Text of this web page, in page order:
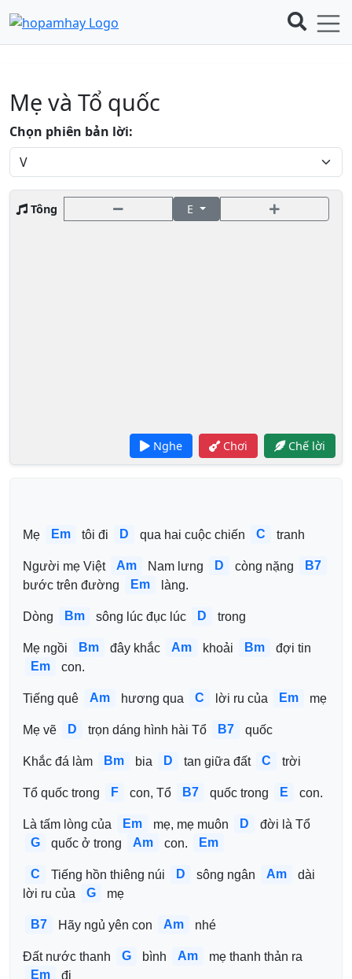
Mẹ và Tổ quốc
Chọn phiên bản lời:
Tông E
Nghe Chơi Chế lời
Mẹ Em tôi đi D qua hai cuộc chiến C tranh
Người mẹ Việt Am Nam lưng D còng nặng
B7
bước trên đường
Em làng.
Dòng Bm sông lúc đục lúc D trong
Mẹ ngồi Bm đây khắc Am khoải Bm
đợi tin
Em
con.
Tiếng quê Am hương qua C lời ru của Em mẹ
Mẹ vẽ D trọn dáng hình hài Tổ B7 quốc
Khắc đá làm Bm bia D tan giữa đất C trời
Tổ quốc trong F con, Tổ B7 quốc trong E con.
Là tấm lòng của Em mẹ, mẹ muôn D
đời là Tổ
G
quốc ở trong Am con. Em
C Tiếng hồn thiêng núi D sông ngân Am
dài
lời ru của
G mẹ
B7 Hãy ngủ yên con Am nhé
Đất nước thanh G bình Am
mẹ thanh thản ra
Em
đi